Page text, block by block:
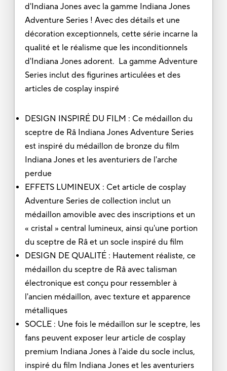
d'Indiana Jones avec la gamme Indiana Jones
Adventure Series ! Avec des détails et une
décoration exceptionnels, cette série incarne la
qualité et le réalisme que les inconditionnels
d'Indiana Jones adorent. La gamme Adventure
Series inclut des figurines articulées et des
articles de cosplay inspiré
DESIGN INSPIRÉ DU FILM : Ce médaillon du
sceptre de Râ Indiana Jones Adventure Series
est inspiré du médaillon de bronze du film
Indiana Jones et les aventuriers de l'arche
perdue
EFFETS LUMINEUX : Cet article de cosplay
Adventure Series de collection inclut un
médaillon amovible avec des inscriptions et un
« cristal » central lumineux, ainsi qu'une portion
du sceptre de Râ et un socle inspiré du film
DESIGN DE QUALITÉ : Hautement réaliste, ce
médaillon du sceptre de Râ avec talisman
électronique est conçu pour ressembler à
l'ancien médaillon, avec texture et apparence
métalliques
SOCLE : Une fois le médaillon sur le sceptre, les
fans peuvent exposer leur article de cosplay
premium Indiana Jones à l'aide du socle inclus,
inspiré du film Indiana Jones et les aventuriers